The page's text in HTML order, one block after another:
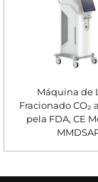
Máquina de
Fracionado CO₂
pela FDA, CE